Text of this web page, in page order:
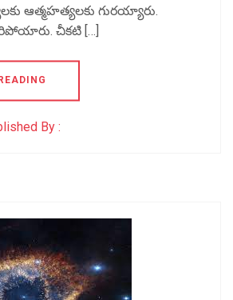
ఆత్మహత్యలకు గురయ్యారు.
చీకటి […]
By :